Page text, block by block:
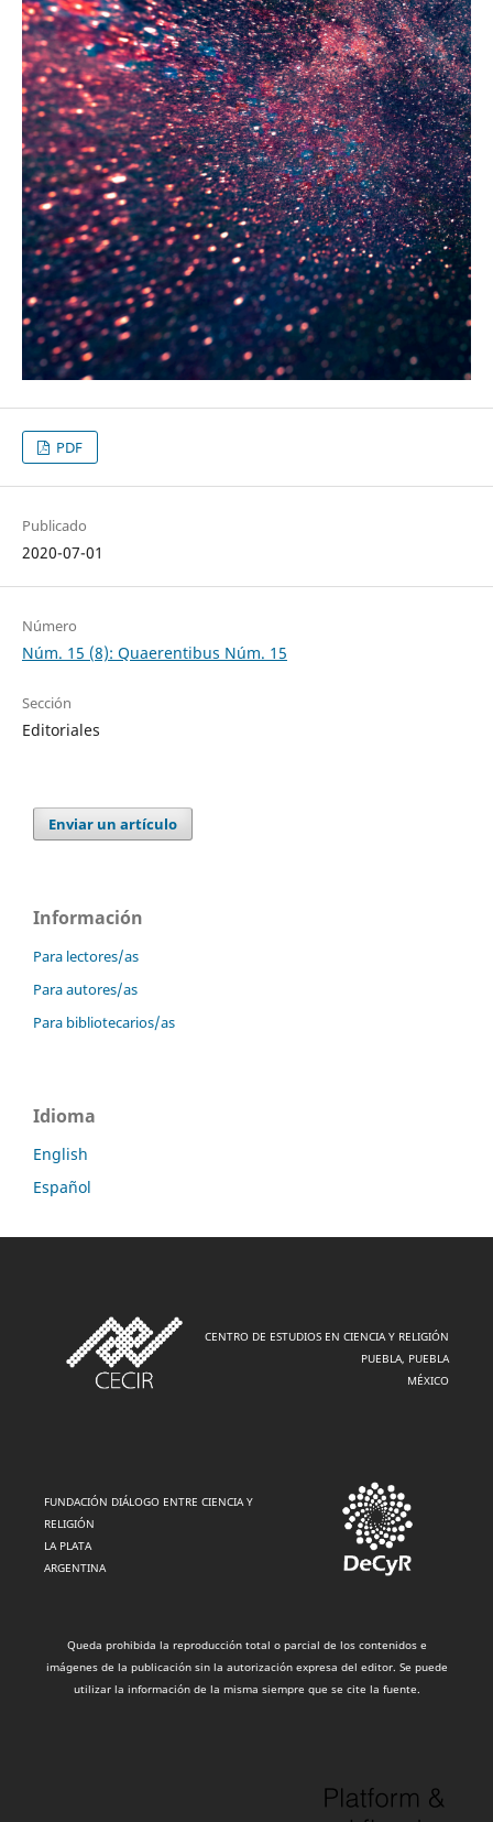
PDF
Publicado
2020-07-01
Número
Núm. 15 (8): Quaerentibus Núm. 15
Sección
Editoriales
Enviar un artículo
Información
Para lectores/as
Para autores/as
Para bibliotecarios/as
Idioma
English
Español
CENTRO DE ESTUDIOS EN CIENCIA Y RELIGIÓN
PUEBLA, PUEBLA
MÉXICO
FUNDACIÓN DIÁLOGO ENTRE CIENCIA Y
RELIGIÓN
LA PLATA
ARGENTINA
Queda prohibida la reproducción total o parcial de los contenidos e
imágenes de la publicación sin la autorización expresa del editor. Se puede
utilizar la información de la misma siempre que se cite la fuente.